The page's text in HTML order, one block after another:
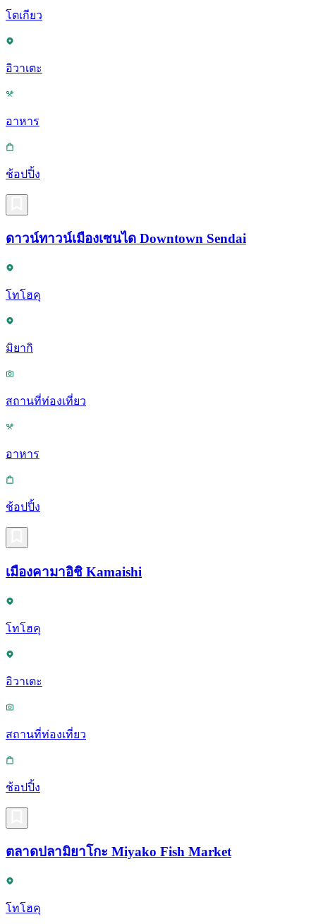
โตเกียว
อิวาเตะ
อาหาร
ช้อปปิ้ง
ดาวน์ทาวน์เมืองเซนได Downtown Sendai
โทโฮคุ
มิยากิ
สถานที่ท่องเที่ยว
อาหาร
ช้อปปิ้ง
เมืองคามาอิชิ Kamaishi
โทโฮคุ
อิวาเตะ
สถานที่ท่องเที่ยว
ช้อปปิ้ง
ตลาดปลามิยาโกะ Miyako Fish Market
โทโฮคุ